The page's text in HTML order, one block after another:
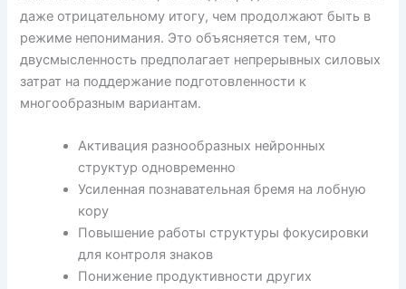
даже отрицательному итогу, чем продолжают быть в
режиме непонимания. Это объясняется тем, что
двусмысленность предполагает непрерывных силовых
затрат на поддержание подготовленности к
многообразным вариантам.
Активация разнообразных нейронных
структур одновременно
Усиленная познавательная бремя на лобную
кору
Повышение работы структуры фокусировки
для контроля знаков
Понижение продуктивности других